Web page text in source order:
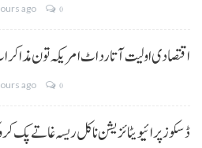
ago 0
اقتصادی اولیت آتا رد اٹ امریکہ تون
ago 0
ڈسکوز پرائیویٹائزیشن نا کل ریسہ غاتے پک